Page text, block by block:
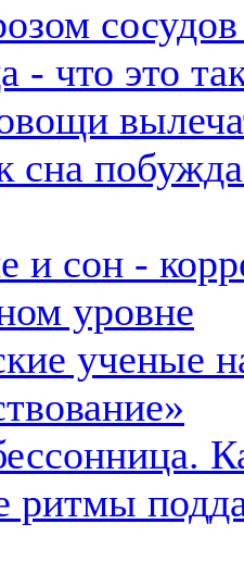
- что это
сна
и сон -
уровне
ученые
ритмы